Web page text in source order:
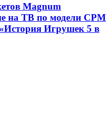
Magnum
на ТВ по модели CPM
Игрушек 5 в